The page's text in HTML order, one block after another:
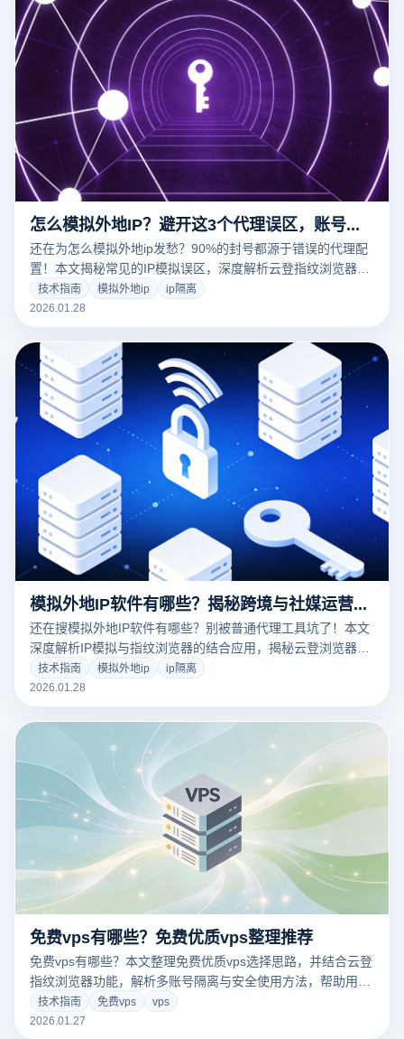
怎么模拟外地IP？避开这3个代理误区，账号存活率提升90%
还在为怎么模拟外地ip发愁？90%的封号都源于错误的代理配
置！本文揭秘常见的IP模拟误区，深度解析云登指纹浏览器如
何通过智能环境匹配与WebRTC防护，助您搭建零风险的异地
运营环境。
技术指南 模拟外地ip
ip隔离
2026.01.28
模拟外地IP软件有哪些？揭秘跨境与社媒运营的防关联黑科技
还在搜模拟外地IP软件有哪些？别被普通代理工具坑了！本文
深度解析IP模拟与指纹浏览器的结合应用，揭秘云登浏览器如
何通过环境隔离与时区自适应技术，保障您的账号100%安全
防关联。点击获取硬核方案！
技术指南 模拟外地ip
ip隔离
2026.01.28
免费vps有哪些？免费优质vps整理推荐
免费vps有哪些？本文整理免费优质vps选择思路，并结合云登
指纹浏览器功能，解析多账号隔离与安全使用方法，帮助用户
低成本搭建稳定环境。
技术指南 免费vps
vps
2026.01.27